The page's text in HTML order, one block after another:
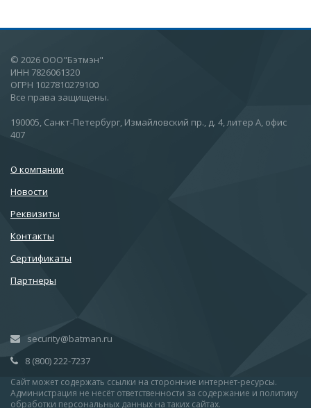
© 2026 ООО"Бэтмэн"
ИНН 7826061320
ОГРН 1027810279100
Все права защищены.
190005, Санкт-Петербург, Измайловский пр., д. 4, литер А, офис
407
О компании
Новости
Реквизиты
Контакты
Сертификаты
Партнеры
security@batman.ru
8 (800) 222-7237
Сайт может содержать ссылки на сторонние интернет-ресурсы.
Администрация не несёт ответственности за содержание и политику
обработки персональных данных на таких сайтах.